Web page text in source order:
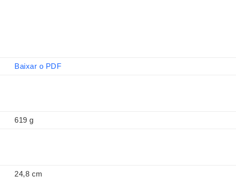
Baixar o PDF
619 g
24,8 cm